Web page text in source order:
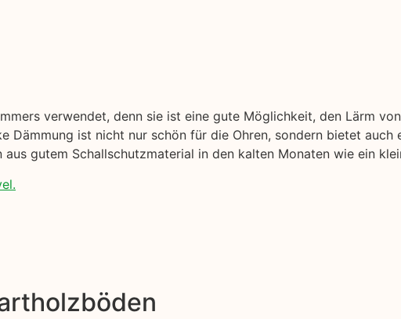
verwendet, denn sie ist eine gute Möglichkeit, den Lärm
Dämmung ist nicht nur schön für die Ohren, sondern bietet auch
gutem Schallschutzmaterial in den kalten Monaten wie ein